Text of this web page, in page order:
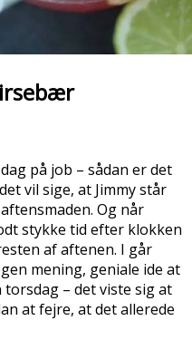
på job – sådan er det
vil sige, at Jimmy står
Og når
stykke tid efter klokken
af aftenen. I går
mening, geniale ide at
torsdag – det viste sig at
at fejre, at det allerede